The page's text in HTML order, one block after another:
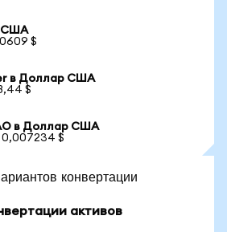
США
$
в Доллар США
$
в Доллар США
0,007234 $
конвертации
активов